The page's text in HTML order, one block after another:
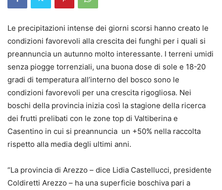
Le precipitazioni intense dei giorni scorsi hanno creato le
condizioni favorevoli alla crescita dei funghi per i quali si
preannuncia un autunno molto interessante. I terreni umidi
senza piogge torrenziali, una buona dose di sole e 18-20
gradi di temperatura all’interno del bosco sono le
condizioni favorevoli per una crescita rigogliosa. Nei
boschi della provincia inizia così la stagione della ricerca
dei frutti prelibati con le zone top di Valtiberina e
Casentino in cui si preannuncia un +50% nella raccolta
rispetto alla media degli ultimi anni.
“La provincia di Arezzo – dice Lidia Castellucci, presidente
Coldiretti Arezzo – ha una superficie boschiva pari a